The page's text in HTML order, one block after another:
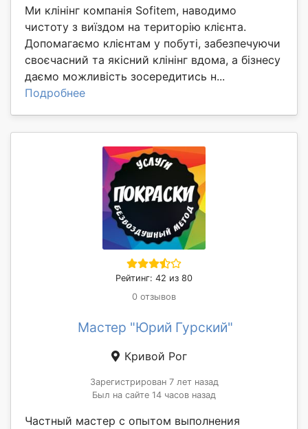
Ми клінінг компанія Sofitem, наводимо
чистоту з виїздом на територію клієнта.
Допомагаємо клієнтам у побуті, забезпечуючи
своєчасний та якісний клінінг вдома, а бізнесу
даємо можливість зосередитись н...
Подробнее
Рейтинг: 42 из 80
0 отзывов
Мастер "Юрий Гурский"
Кривой Рог
Зарегистрирован 7 лет назад
Был на сайте 14 часов назад
Частный мастер с опытом выполнения